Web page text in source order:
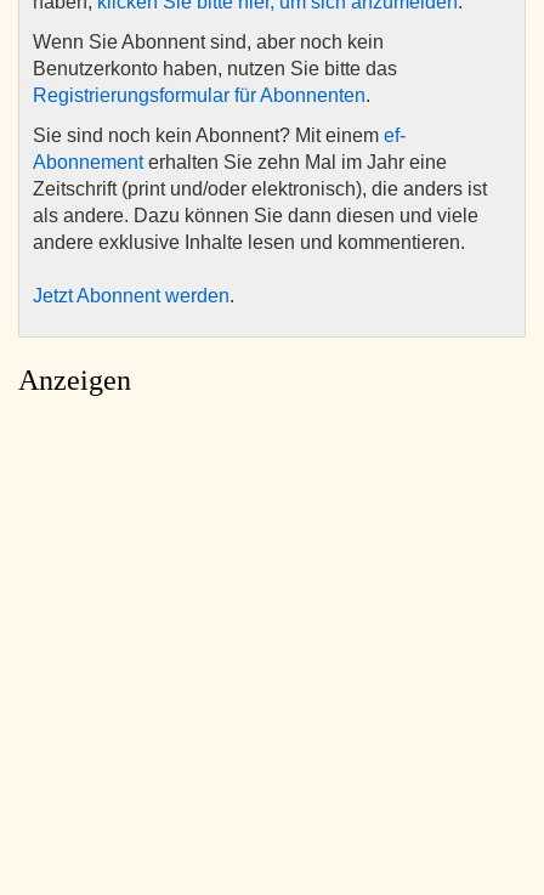
Wenn Sie Abonnent sind, aber noch kein
Benutzerkonto haben, nutzen Sie bitte das
Registrierungsformular für Abonnenten.
Sie sind noch kein Abonnent? Mit einem ef-
Abonnementerhalten Sie zehn Mal im Jahr eine
Zeitschrift (print und/oder elektronisch), die anders ist
als andere. Dazu können Sie dann diesen und viele
andere exklusive Inhalte lesen und kommentieren.
Jetzt Abonnent werden.
Anzeigen